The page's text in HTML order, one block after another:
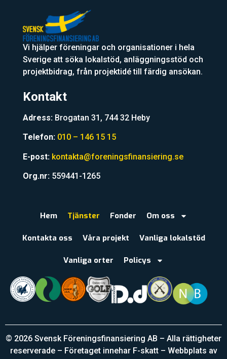
Vi hjälper föreningar och organisationer i hela
Sverige att söka lokalstöd, anläggningsstöd och
projektbidrag, från projektidé till färdig ansökan.
Kontakt
Adress: Brogatan 31, 744 32 Heby
Telefon: 010 – 146 15 15
E-post: kontakta@foreningsfinansiering.se
Org.nr: 559441-1265
Hem Tjänster Fonder Om oss
Kontakta oss Våra projekt Vanliga lokalstöd
Vanliga orter Policys
© 2026 Svensk Föreningsfinansiering AB – Alla rättigheter
reserverade – Företaget innehar F-skatt – Webbplats av